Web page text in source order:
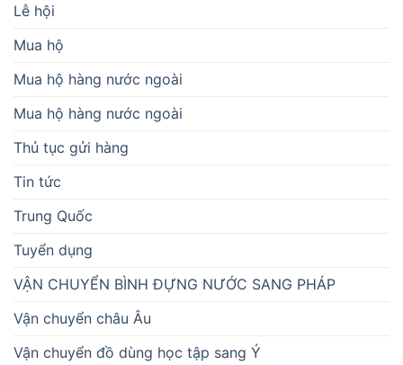
Lễ hội
Mua hộ
Mua hộ hàng nước ngoài
Mua hộ hàng nước ngoài
Thủ tục gửi hàng
Tin tức
Trung Quốc
Tuyển dụng
VẬN CHUYỂN BÌNH ĐỰNG NƯỚC SANG PHÁP
Vận chuyển châu Âu
Vận chuyển đồ dùng học tập sang Ý